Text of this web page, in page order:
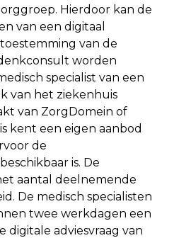
Hierdoor kan de
van een digitaal
van de
worden
specialist van een
van het ziekenhuis
van ZorgDomein of
kent een eigen aanbod
de
is. De
aantal deelnemende
De medisch specialisten
twee werkdagen een
digitale adviesvraag van